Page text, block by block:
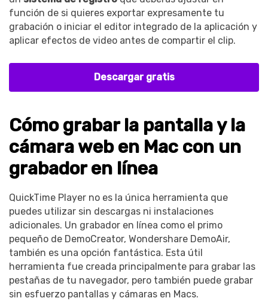
función de si quieres exportar expresamente tu
grabación o iniciar el editor integrado de la aplicación y
aplicar efectos de video antes de compartir el clip.
Descargar gratis
Cómo grabar la pantalla y la
cámara web en Mac con un
grabador en línea
QuickTime Player no es la única herramienta que
puedes utilizar sin descargas ni instalaciones
adicionales. Un grabador en línea como el primo
pequeño de DemoCreator, Wondershare DemoAir,
también es una opción fantástica. Esta útil
herramienta fue creada principalmente para grabar las
pestañas de tu navegador, pero también puede grabar
sin esfuerzo pantallas y cámaras en Macs.